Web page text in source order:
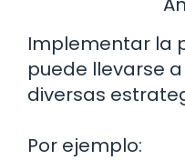
Implementar la
puede llevarse
diversas
Por ejemplo: